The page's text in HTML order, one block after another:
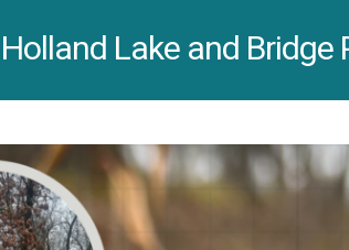
Lake and Bridge